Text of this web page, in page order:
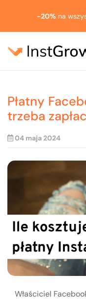
-20% na
Płatny
trzeba
04 maja 2024
Właściciel